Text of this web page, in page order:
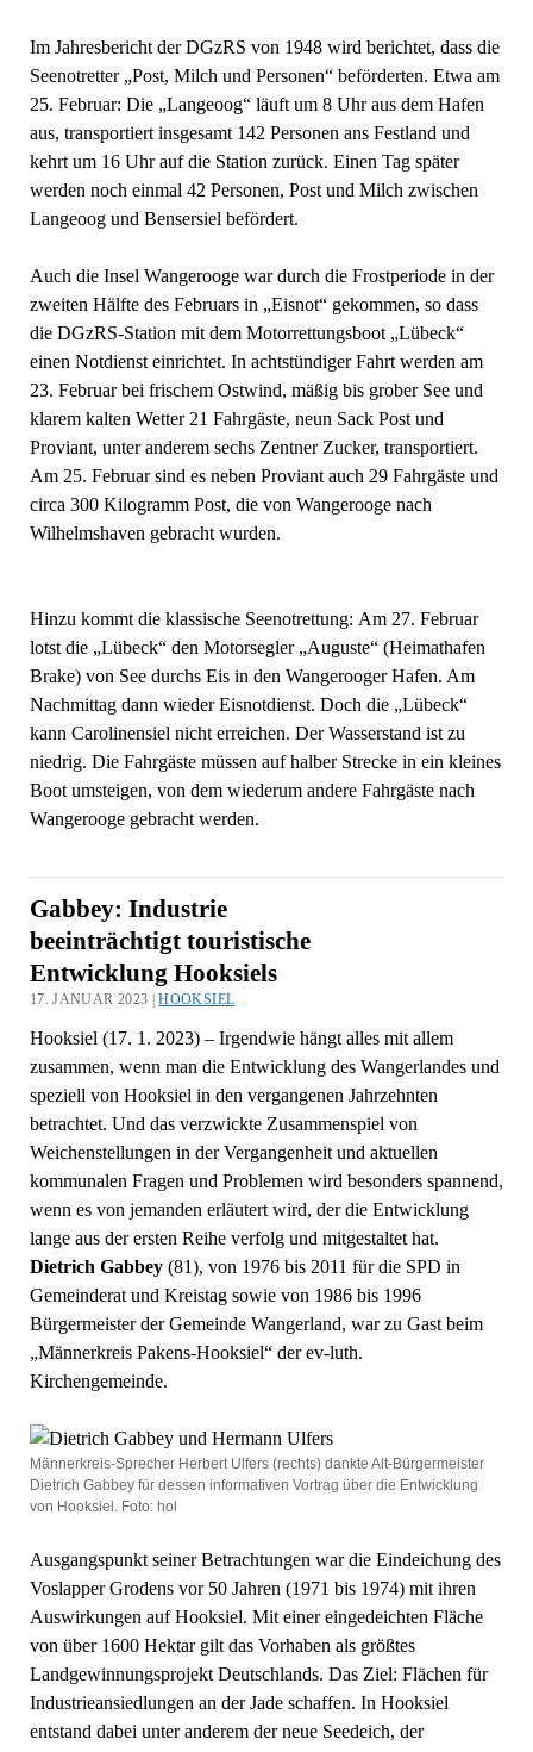
Im Jahresbericht der DGzRS von 1948 wird berichtet, dass die
Seenotretter „Post, Milch und Personen“ beförderten. Etwa am
25. Februar: Die „Langeoog“ läuft um 8 Uhr aus dem Hafen
aus, transportiert insgesamt 142 Personen ans Festland und
kehrt um 16 Uhr auf die Station zurück. Einen Tag später
werden noch einmal 42 Personen, Post und Milch zwischen
Langeoog und Bensersiel befördert.
Auch die Insel Wangerooge war durch die Frostperiode in der
zweiten Hälfte des Februars in „Eisnot“ gekommen, so dass
die DGzRS-Station mit dem Motorrettungsboot „Lübeck“
einen Notdienst einrichtet. In achtstündiger Fahrt werden am
23. Februar bei frischem Ostwind, mäßig bis grober See und
klarem kalten Wetter 21 Fahrgäste, neun Sack Post und
Proviant, unter anderem sechs Zentner Zucker, transportiert.
Am 25. Februar sind es neben Proviant auch 29 Fahrgäste und
circa 300 Kilogramm Post, die von Wangerooge nach
Wilhelmshaven gebracht wurden.
Hinzu kommt die klassische Seenotrettung: Am 27. Februar
lotst die „Lübeck“ den Motorsegler „Auguste“ (Heimathafen
Brake) von See durchs Eis in den Wangerooger Hafen. Am
Nachmittag dann wieder Eisnotdienst. Doch die „Lübeck“
kann Carolinensiel nicht erreichen. Der Wasserstand ist zu
niedrig. Die Fahrgäste müssen auf halber Strecke in ein kleines
Boot umsteigen, von dem wiederum andere Fahrgäste nach
Wangerooge gebracht werden.
Gabbey: Industrie
beeinträchtigt touristische
Entwicklung Hooksiels
17. JANUAR 2023 |HOOKSIEL
Hooksiel (17. 1. 2023) – Irgendwie hängt alles mit allem
zusammen, wenn man die Entwicklung des Wangerlandes und
speziell von Hooksiel in den vergangenen Jahrzehnten
betrachtet. Und das verzwickte Zusammenspiel von
Weichenstellungen in der Vergangenheit und aktuellen
kommunalen Fragen und Problemen wird besonders spannend,
wenn es von jemanden erläutert wird, der die Entwicklung
lange aus der ersten Reihe verfolg und mitgestaltet hat.
Dietrich Gabbey(81), von 1976 bis 2011 für die SPD in
Gemeinderat und Kreistag sowie von 1986 bis 1996
Bürgermeister der Gemeinde Wangerland, war zu Gast beim
„Männerkreis Pakens-Hooksiel“ der ev-luth.
Kirchengemeinde.
Männerkreis-Sprecher Herbert Ulfers (rechts) dankte Alt-Bürgermeister
Dietrich Gabbey für dessen informativen Vortrag über die Entwicklung
von Hooksiel. Foto: hol
Ausgangspunkt seiner Betrachtungen war die Eindeichung des
Voslapper Grodens vor 50 Jahren (1971 bis 1974) mit ihren
Auswirkungen auf Hooksiel. Mit einer eingedeichten Fläche
von über 1600 Hektar gilt das Vorhaben als größtes
Landgewinnungsprojekt Deutschlands. Das Ziel: Flächen für
Industrieansiedlungen an der Jade schaffen. In Hooksiel
entstand dabei unter anderem der neue Seedeich, der